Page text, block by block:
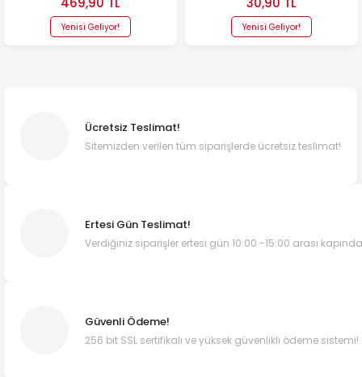
Yenisi Geliyor! Yenisi Geliyor!
Ücretsiz Teslimat!
Sitemizden verilen tüm siparişlerde ücretsiz teslimat!
Ertesi Gün Teslimat!
Verdiğiniz siparişler ertesi gün 10:00 -15:00 arası
Güvenli Ödeme!
256 bit SSL sertifikalı ve yüksek güvenlikli ödeme sistemi!